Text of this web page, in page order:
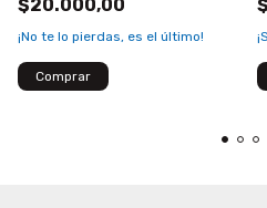
$20.000,00
¡No te lo pierdas, es el último!